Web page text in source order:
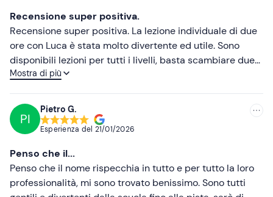
Recensione super positiva.
Recensione super positiva. La lezione individuale di due
ore con Luca è stata molto divertente ed utile. Sono
disponibili lezioni per tutti i livelli, basta scambiare due
parole con l’istruttore all’inizio della lezione che vedrà
alla prima discesa. Consigliatissimi!
Mostra di più
PI
Pietro G.
Esperienza del 21/01/2026
Penso che il...
Penso che il nome rispecchia in tutto e per tutto la loro
professionalità, mi sono trovato benissimo. Sono tutti